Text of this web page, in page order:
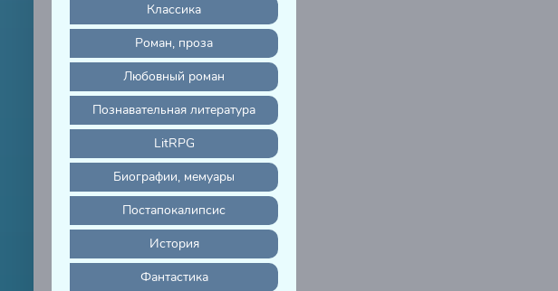
Классика
Роман, проза
Любовный роман
Познавательная литература
LitRPG
Биографии, мемуары
Постапокалипсис
История
Фантастика